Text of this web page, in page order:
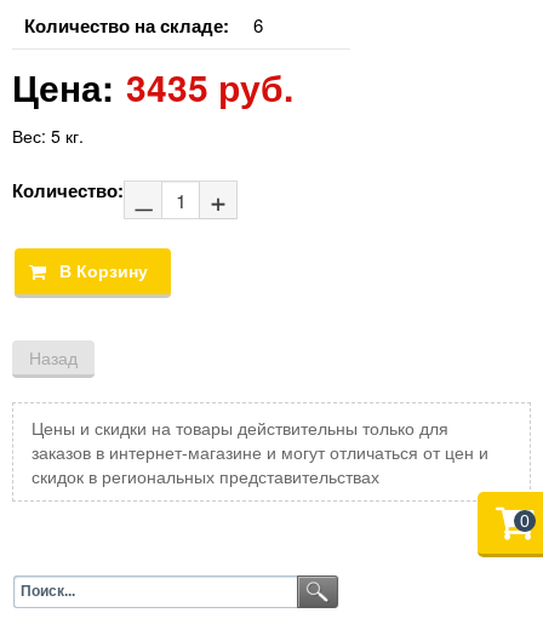
Количество на складе: 6
Цена: 3435 руб.
Вес: 5 кг.
Количество:
Цены и скидки на товары действительны только для
заказов в интернет-магазине и могут отличаться от цен и
скидок в региональных представительствах
0